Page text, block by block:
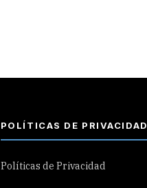
POLÍTICAS DE PRIVACIDAD
Políticas de Privacidad